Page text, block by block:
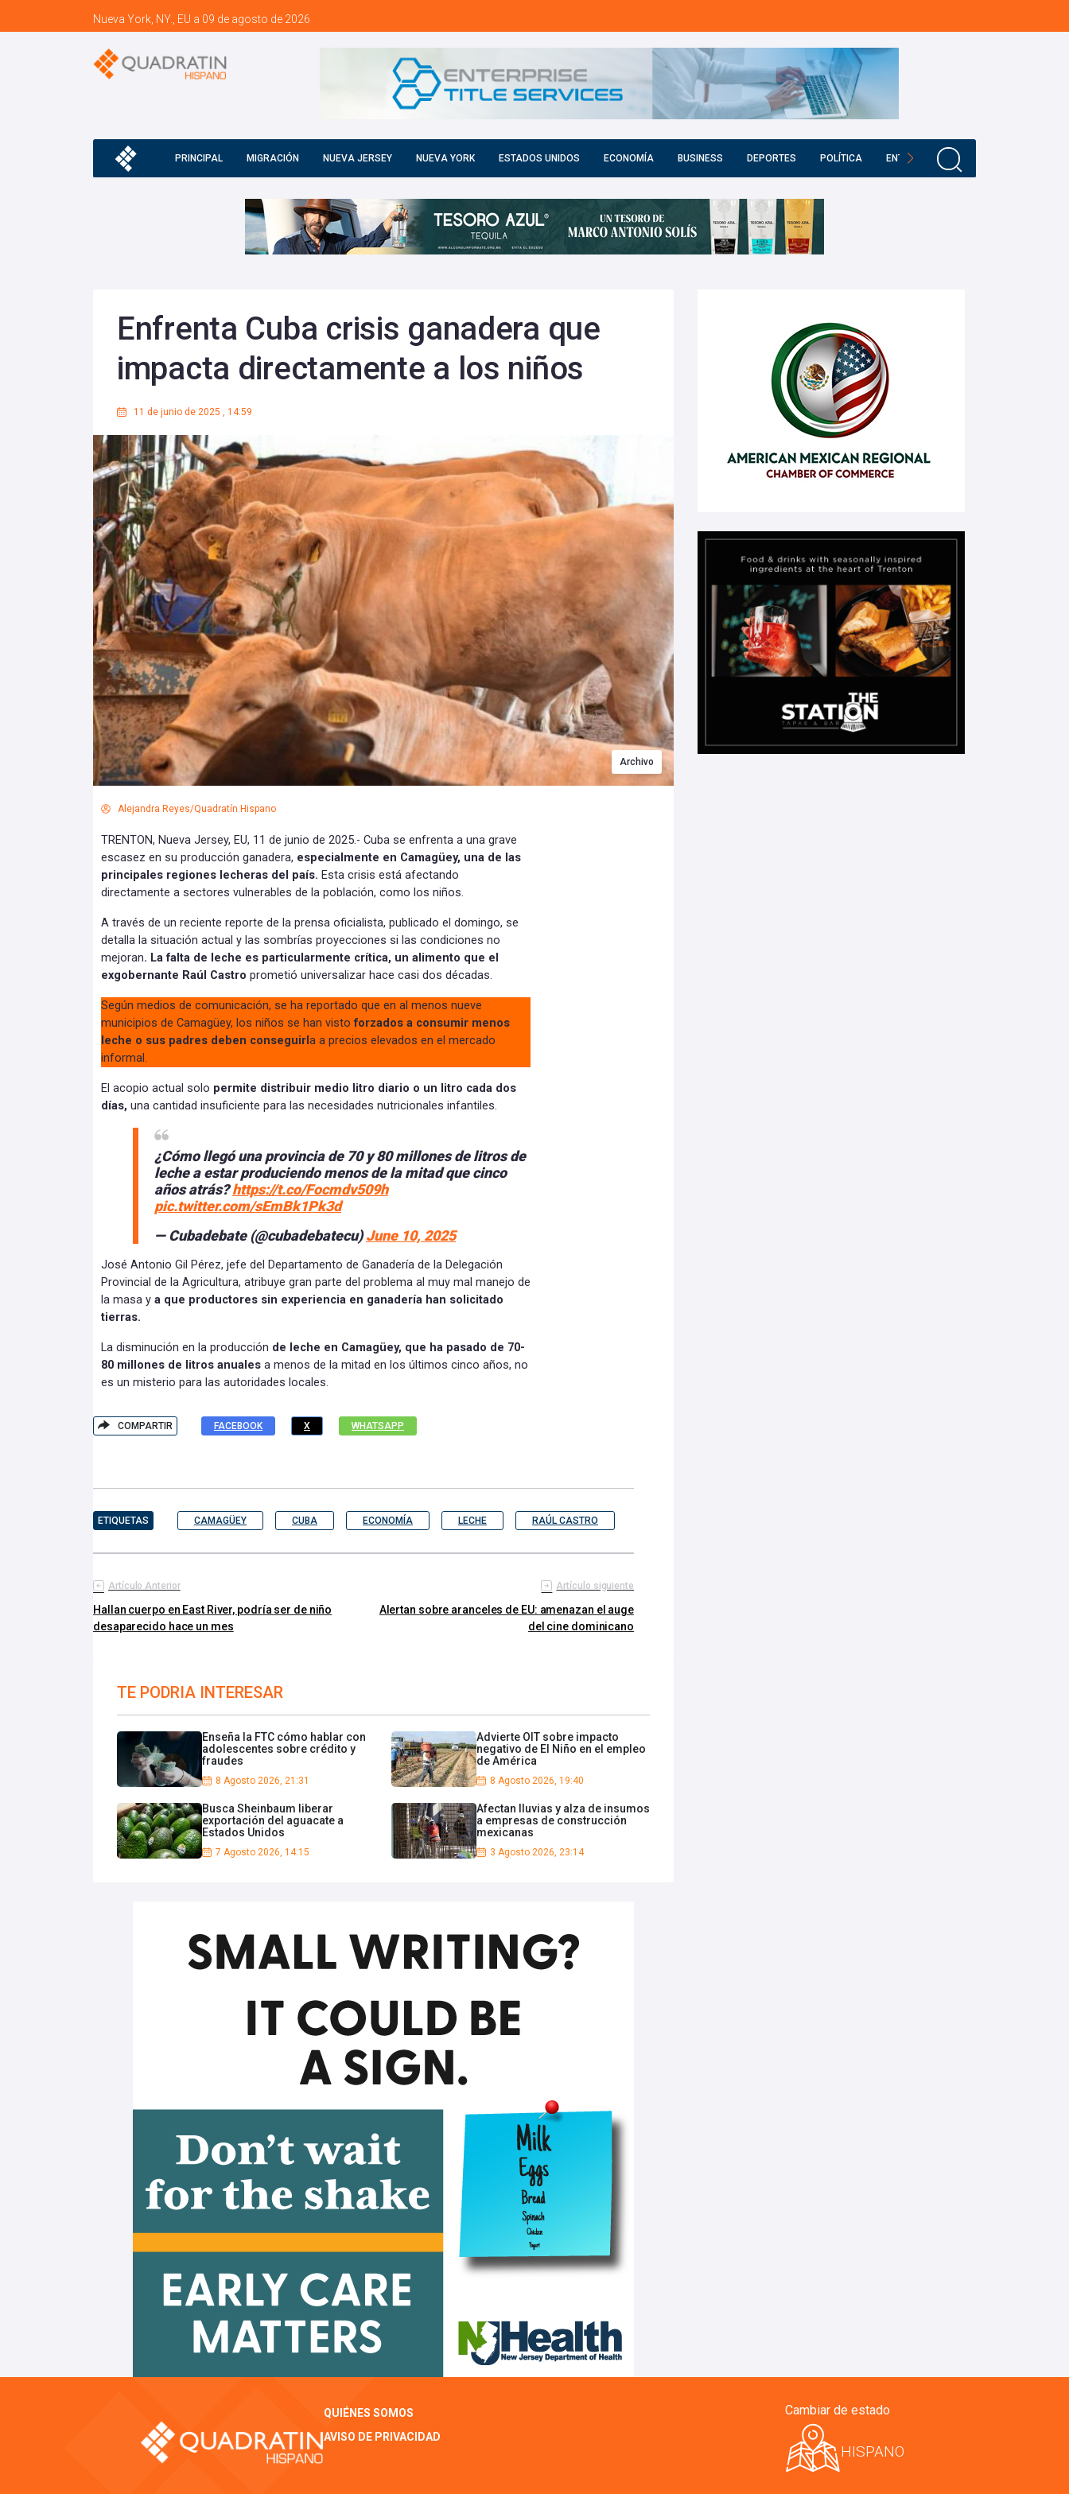
Nueva York, NY., EU a 09 de agosto de 2026
PRINCIPAL MIGRACIÓN NUEVA JERSEY NUEVA YORK ESTADOS UNIDOS ECONOMÍA BUSINESS DEPORTES POLÍTICA ENTRETENIMIENTO
Enfrenta Cuba crisis ganadera que
impacta directamente a los niños
11 de junio de 2025 , 14:59
Archivo
Alejandra Reyes/Quadratín Hispano
TRENTON, Nueva Jersey, EU, 11 de junio de 2025.- Cuba se enfrenta a una grave
escasez en su producción ganadera, especialmente en Camagüey, una de las
principales regiones lecheras del país. Esta crisis está afectando
directamente a sectores vulnerables de la población, como los niños.
A través de un reciente reporte de la prensa oficialista, publicado el domingo, se
detalla la situación actual y las sombrías proyecciones si las condiciones no
mejoran. La falta de leche es particularmente crítica, un alimento que el
exgobernante Raúl Castro prometió universalizar hace casi dos décadas.
Según medios de comunicación, se ha reportado que en al menos nueve
municipios de Camagüey, los niños se han vistoforzados a consumir menos
leche o sus padres deben conseguirl a a precios elevados en el mercado
informal.
El acopio actual solo permite distribuir medio litro diario o un litro cada dos
días, una cantidad insuficiente para las necesidades nutricionales infantiles.
¿Cómo llegó una provincia de 70 y 80 millones de litros de
leche a estar produciendo menos de la mitad que cinco
años atrás?https://t.co/Focmdv509h
pic.twitter.com/sEmBk1Pk3d
— Cubadebate (@cubadebatecu)June 10, 2025
José Antonio Gil Pérez, jefe del Departamento de Ganadería de la Delegación
Provincial de la Agricultura, atribuye gran parte del problema al muy mal manejo de
la masa y a que productores sin experiencia en ganadería han solicitado
tierras.
La disminución en la producción de leche en Camagüey, que ha pasado de 70-
80 millones de litros anuales a menos de la mitad en los últimos cinco años, no
es un misterio para las autoridades locales.
COMPARTIR FACEBOOK X WHATSAPP
ETIQUETAS CAMAGÜEY CUBA ECONOMÍA LECHE RAÚL CASTRO
Artículo Anterior
Hallan cuerpo en East River, podría ser de niño
desaparecido hace un mes
Artículo siguiente
Alertan sobre aranceles de EU: amenazan el auge
del cine dominicano
TE PODRIA INTERESAR
Enseña la FTC cómo hablar con
adolescentes sobre crédito y
fraudes
8 Agosto 2026, 21:31
Advierte OIT sobre impacto
negativo de El Niño en el empleo
de América
8 Agosto 2026, 19:40
Busca Sheinbaum liberar
exportación del aguacate a
Estados Unidos
7 Agosto 2026, 14:15
Afectan lluvias y alza de insumos
a empresas de construcción
mexicanas
3 Agosto 2026, 23:14
QUIÉNES SOMOS
AVISO DE PRIVACIDAD
Cambiar de estado
HISPANO